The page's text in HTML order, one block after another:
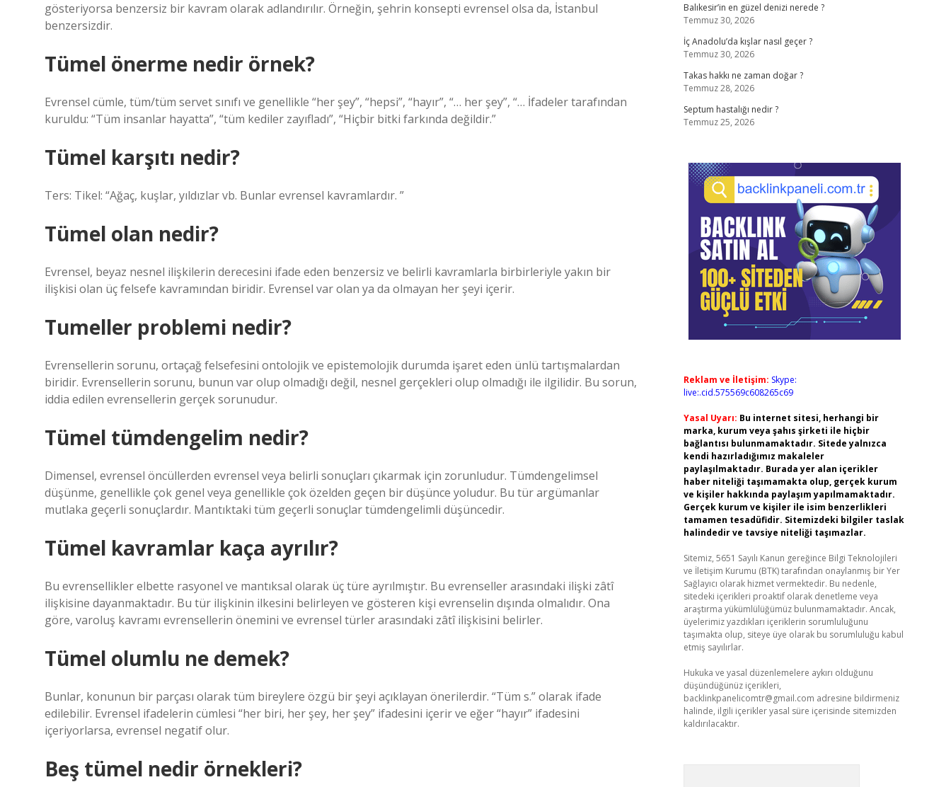
gösteriyorsa benzersiz bir kavram olarak adlandırılır. Örneğin, şehrin konsepti evrensel olsa da, İstanbul
benzersizdir.
Tümel önerme nedir örnek?
Evrensel cümle, tüm/tüm servet sınıfı ve genellikle “her şey”, “hepsi”, “hayır”, “… her şey”, “… İfadeler tarafından
kuruldu: “Tüm insanlar hayatta”, “tüm kediler zayıfladı”, “Hiçbir bitki farkında değildir.”
Tümel karşıtı nedir?
Ters: Tikel: “Ağaç, kuşlar, yıldızlar vb. Bunlar evrensel kavramlardır. ”
Tümel olan nedir?
Evrensel, beyaz nesnel ilişkilerin derecesini ifade eden benzersiz ve belirli kavramlarla birbirleriyle yakın bir
ilişkisi olan üç felsefe kavramından biridir. Evrensel var olan ya da olmayan her şeyi içerir.
Tumeller problemi nedir?
Evrensellerin sorunu, ortaçağ felsefesini ontolojik ve epistemolojik durumda işaret eden ünlü tartışmalardan
biridir. Evrensellerin sorunu, bunun var olup olmadığı değil, nesnel gerçekleri olup olmadığı ile ilgilidir. Bu sorun,
iddia edilen evrensellerin gerçek sorunudur.
Tümel tümdengelim nedir?
Dimensel, evrensel öncüllerden evrensel veya belirli sonuçları çıkarmak için zorunludur. Tümdengelimsel
düşünme, genellikle çok genel veya genellikle çok özelden geçen bir düşünce yoludur. Bu tür argümanlar
mutlaka geçerli sonuçlardır. Mantıktaki tüm geçerli sonuçlar tümdengelimli düşüncedir.
Tümel kavramlar kaça ayrılır?
Bu evrensellikler elbette rasyonel ve mantıksal olarak üç türe ayrılmıştır. Bu evrenseller arasındaki ilişki zâtî
ilişkisine dayanmaktadır. Bu tür ilişkinin ilkesini belirleyen ve gösteren kişi evrenselin dışında olmalıdır. Ona
göre, varoluş kavramı evrensellerin önemini ve evrensel türler arasındaki zâtî ilişkisini belirler.
Tümel olumlu ne demek?
Bunlar, konunun bir parçası olarak tüm bireylere özgü bir şeyi açıklayan önerilerdir. “Tüm s.” olarak ifade
edilebilir. Evrensel ifadelerin cümlesi “her biri, her şey, her şey” ifadesini içerir ve eğer “hayır” ifadesini
içeriyorlarsa, evrensel negatif olur.
Beş tümel nedir örnekleri?
Balıkesir’in en güzel denizi nerede ?
Temmuz 30, 2026
İç Anadolu’da kışlar nasıl geçer ?
Temmuz 30, 2026
Takas hakkı ne zaman doğar ?
Temmuz 28, 2026
Septum hastalığı nedir ?
Temmuz 25, 2026
Reklam ve İletişim: Skype:
live:.cid.575569c608265c69
Yasal Uyarı: Bu internet sitesi, herhangi bir
marka, kurum veya şahıs şirketi ile hiçbir
bağlantısı bulunmamaktadır. Sitede yalnızca
kendi hazırladığımız makaleler
paylaşılmaktadır. Burada yer alan içerikler
haber niteliği taşımamakta olup, gerçek kurum
ve kişiler hakkında paylaşım yapılmamaktadır.
Gerçek kurum ve kişiler ile isim benzerlikleri
tamamen tesadüfidir. Sitemizdeki bilgiler taslak
halindedir ve tavsiye niteliği taşımazlar.
Sitemiz, 5651 Sayılı Kanun gereğince Bilgi Teknolojileri
ve İletişim Kurumu (BTK) tarafından onaylanmış bir Yer
Sağlayıcı olarak hizmet vermektedir. Bu nedenle,
sitedeki içerikleri proaktif olarak denetleme veya
araştırma yükümlülüğümüz bulunmamaktadır. Ancak,
üyelerimiz yazdıkları içeriklerin sorumluluğunu
taşımakta olup, siteye üye olarak bu sorumluluğu kabul
etmiş sayılırlar.
Hukuka ve yasal düzenlemelere aykırı olduğunu
düşündüğünüz içerikleri,
backlinkpanelicomtr@gmail.com adresine bildirmeniz
halinde, ilgili içerikler yasal süre içerisinde sitemizden
kaldırılacaktır.